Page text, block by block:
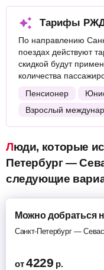
Тарифы
По направлению
поездах действуют
скидкой будут
количества
Пенсионер
Взрослый
Люди, которые искали поезда Санкт-
Петербург —
следующие
Можно добраться
Санкт-Петербург —
от4229 р.